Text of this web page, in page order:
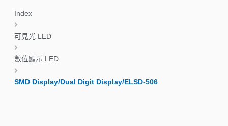
Index
可見光 LED
數位顯示 LED
SMD Display/Dual Digit Display/ELSD-506